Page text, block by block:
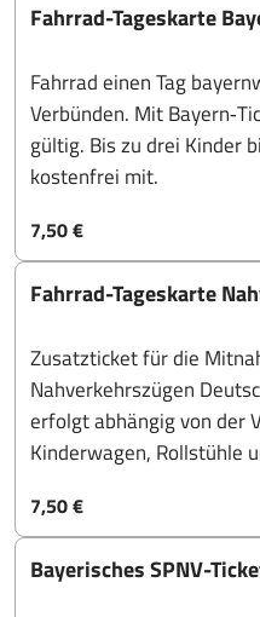
Fahrrad-Tageskarte
Fahrrad einen Tag
Verbünden. Mit
gültig. Bis zu drei Kinder
kostenfrei mit.
7,50 €
Fahrrad-Tageskarte
Zusatzticket für die
Nahverkehrszügen
erfolgt abhängig von der
Kinderwagen, Rollstühle
7,50 €
Bayerisches SPNV-